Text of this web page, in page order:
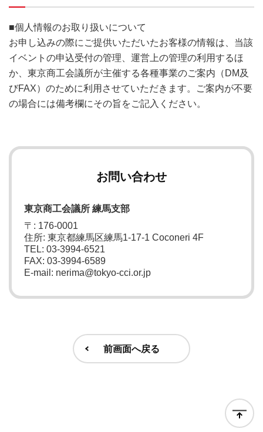
■個人情報のお取り扱いについて
お申し込みの際にご提供いただいたお客様の情報は、当該
イベントの申込受付の管理、運営上の管理の利用するほ
か、東京商工会議所が主催する各種事業のご案内（DM及
びFAX）のために利用させていただきます。ご案内が不要
の場合には備考欄にその旨をご記入ください。
お問い合わせ
東京商工会議所 練馬支部
〒: 176-0001
住所: 東京都練馬区練馬1-17-1 Coconeri 4F
TEL: 03-3994-6521
FAX: 03-3994-6589
E-mail: nerima@tokyo-cci.or.jp
前画面へ戻る